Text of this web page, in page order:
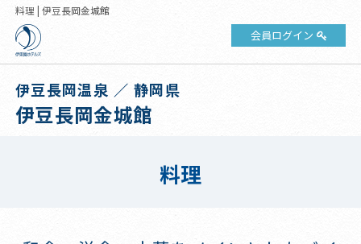
料理 | 伊豆長岡金城館
会員ログイン
伊豆長岡温泉 ／ 静岡県
伊豆長岡金城館
料理